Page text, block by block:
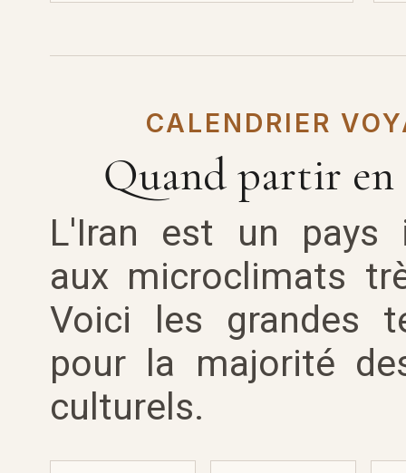
CALENDRIER
Quand partir en
L'Iran est un pays
aux microclimats
Voici les grandes
pour la majorité
culturels.